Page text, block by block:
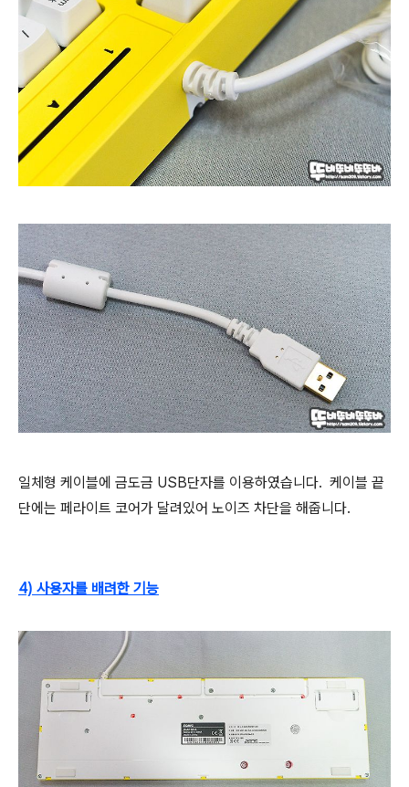
일체형 케이블에 금도금 USB단자를 이용하였습니다. 케이블 끝
단에는 페라이트 코어가 달려있어 노이즈 차단을 해줍니다.
4) 사용자를 배려한 기능